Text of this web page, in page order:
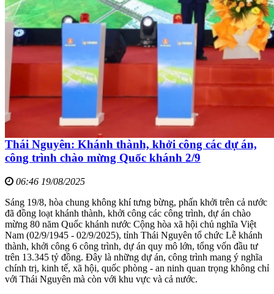
Thái Nguyên: Khánh thành, khởi công các dự án,
công trình chào mừng Quốc khánh 2/9
06:46 19/08/2025
Sáng 19/8, hòa chung không khí tưng bừng, phấn khởi trên cả nước
đã đồng loạt khánh thành, khởi công các công trình, dự án chào
mừng 80 năm Quốc khánh nước Cộng hòa xã hội chủ nghĩa Việt
Nam (02/9/1945 - 02/9/2025), tỉnh Thái Nguyên tổ chức Lễ khánh
thành, khởi công 6 công trình, dự án quy mô lớn, tổng vốn đầu tư
trên 13.345 tỷ đồng. Đây là những dự án, công trình mang ý nghĩa
chính trị, kinh tế, xã hội, quốc phòng - an ninh quan trọng không chỉ
với Thái Nguyên mà còn với khu vực và cả nước.